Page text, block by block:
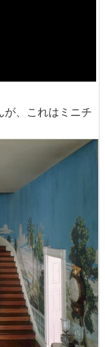
が、これはミニチ